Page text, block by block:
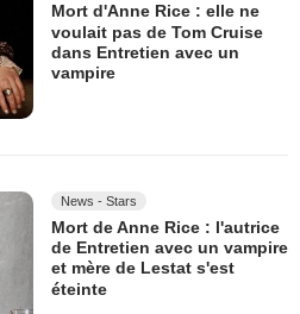
Mort d'Anne Rice : elle ne
voulait pas de Tom Cruise
dans Entretien avec un
vampire
News - Stars
Mort de Anne Rice : l'autrice
de Entretien avec un vampire
et mère de Lestat s'est
éteinte